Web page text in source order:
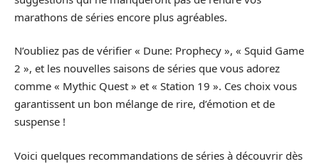
marathons de séries encore plus agréables.
N’oubliez pas de vérifier « Dune: Prophecy », « Squid Game
2 », et les nouvelles saisons de séries que vous adorez
comme « Mythic Quest » et « Station 19 ». Ces choix vous
garantissent un bon mélange de rire, d’émotion et de
suspense !
Voici quelques recommandations de séries à découvrir dès